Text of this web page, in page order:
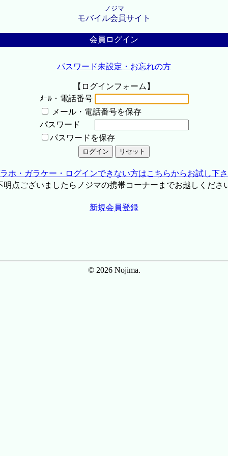
ノジマ
モバイル会員サイト
会員ログイン
パスワード未設定・お忘れの方
【ログインフォーム】
ﾒｰﾙ・電話番号
メール・電話番号を保存
パスワード
パスワードを保存
ホ・ガラケー・ログインできない方はこちらからお試し下
点ございましたらノジマの携帯コーナーまでお越しくださ
新規会員登録
© 2026 Nojima.